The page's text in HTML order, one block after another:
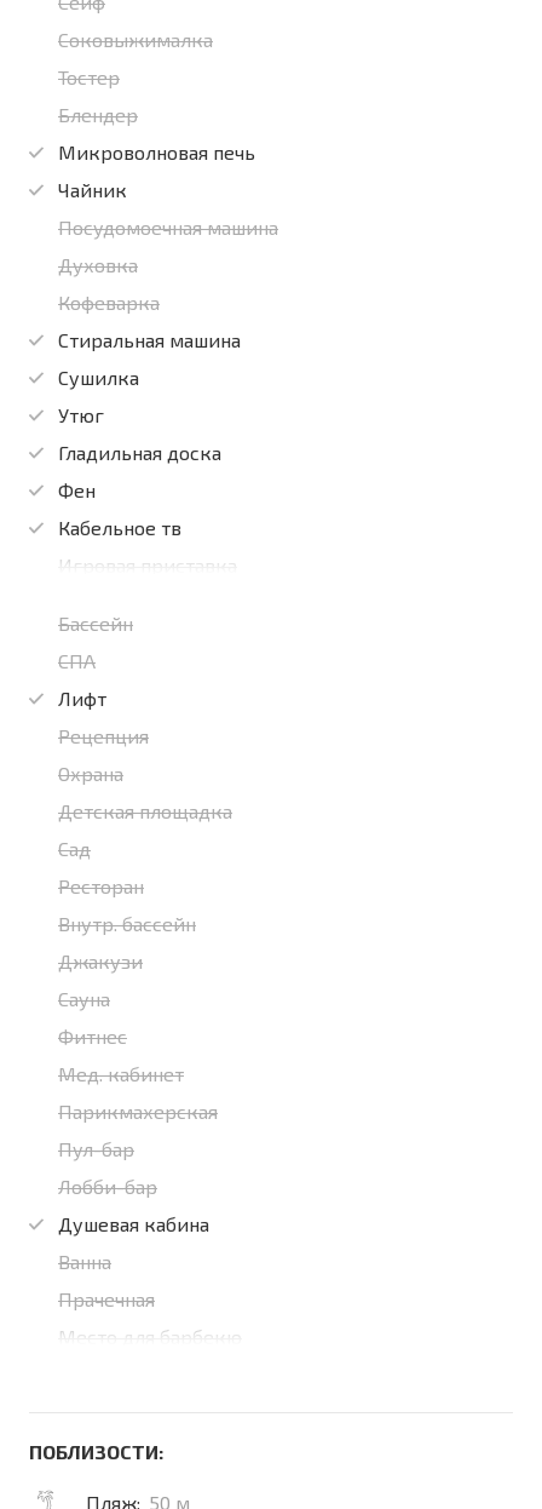
Соковыжималка
Тостер
Блендер
Микроволновая печь
Чайник
Посудомоечная машина
Духовка
Кофеварка
Стиральная машина
Сушилка
Утюг
Гладильная доска
Фен
Кабельное тв
Игровая приставка
Бассейн
СПА
Лифт
Рецепция
Охрана
Детская площадка
Сад
Ресторан
Внутр. бассейн
Джакузи
Сауна
Фитнес
Мед. кабинет
Парикмахерская
Пул-бар
Лобби-бар
Душевая кабина
Ванна
Прачечная
Место для барбекю
ПОБЛИЗОСТИ:
Пляж: 50 м